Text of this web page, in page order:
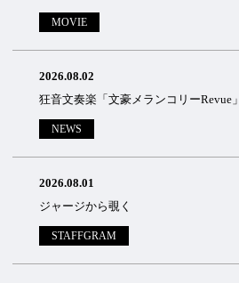
MOVIE
2026.08.02
NEWS
2026.08.01
ジャージから覗く
STAFFGRAM